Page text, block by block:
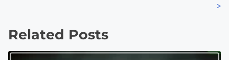
t
>
Related Posts